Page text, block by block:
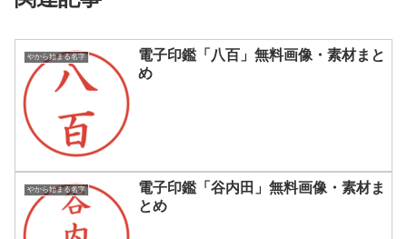
やから始まる名字
電子印鑑「八百」無料画像・素材まと
め
やから始まる名字
電子印鑑「谷内田」無料画像・素材ま
とめ